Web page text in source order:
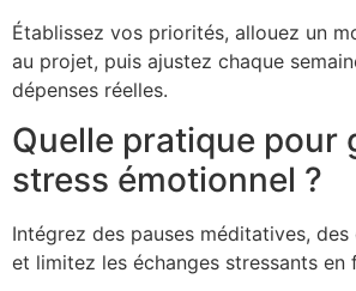
Établissez vos priorités, allouez un
au projet, puis ajustez chaque
dépenses réelles.
Quelle pratique pour
stress émotionnel ?
Intégrez des pauses méditatives,
et limitez les échanges stressants en